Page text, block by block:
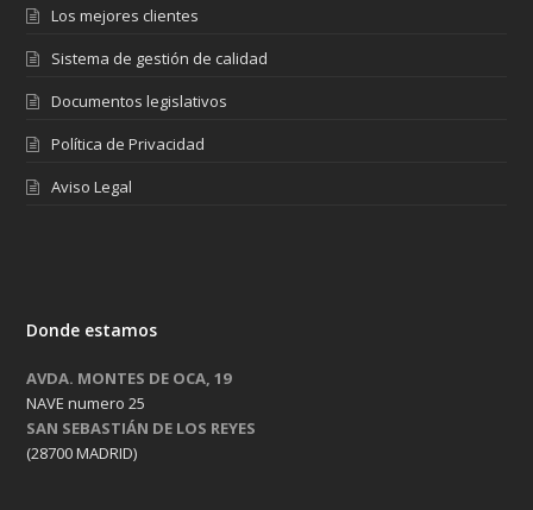
Los mejores clientes
Sistema de gestión de calidad
Documentos legislativos
Política de Privacidad
Aviso Legal
Donde estamos
AVDA. MONTES DE OCA, 19
NAVE numero 25
SAN SEBASTIÁN DE LOS REYES
(28700 MADRID)